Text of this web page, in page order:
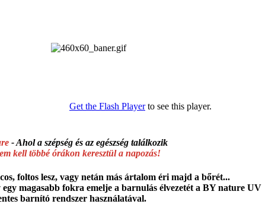
Get the Flash Playerto see this player.
- Ahol a szépség és az egészség találkozik
kell többé órákon keresztül a napozás!
foltos lesz, vagy netán más ártalom éri majd a bőrét...
egy magasabb fokra emelje a barnulás élvezetét a BY nature UV
barnító rendszer használatával.